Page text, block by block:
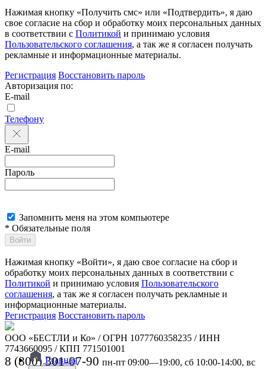
Нажимая кнопку «Получить смс» или «Подтвердить», я даю
свое согласие на сбор и обработку моих персональных данных
в соответствии с Политикой и принимаю условия
Пользовательского соглашения, а так же я согласен получать
рекламные и информационные материалы.
Регистрация Восстановить пароль
Авторизация по:
E-mail
Телефону
E-mail
Пароль
Запомнить меня на этом компьютере
* Обязательные поля
Войти
Нажимая кнопку «Войти», я даю свое согласие на сбор и
обработку моих персональных данных в соответствии с
Политикой и принимаю условия Пользовательского
соглашения, а так же я согласен получать рекламные и
информационные материалы.
Регистрация Восстановить пароль
ООО «БЕСТЛИ и Ко» / ОГРН 1077760358235 / ИНН
7743660095 / КПП 771501001
8 (800) 301-07-90 пн-пт 09:00—19:00, сб 10:00-14:00, вс
Главная